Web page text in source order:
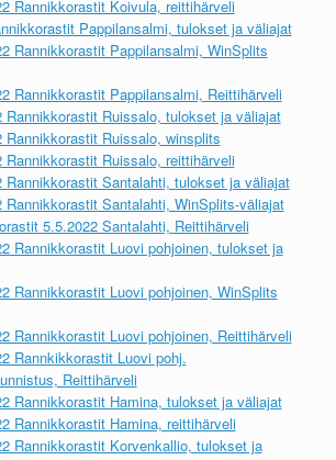
Rannikkorastit Koivula, reittihärveli
Pappilansalmi, tulokset ja väliajat
Rannikkorastit Pappilansalmi, WinSplits
Rannikkorastit Pappilansalmi, Reittihärveli
Rannikkorastit Ruissalo, tulokset ja väliajat
Rannikkorastit Ruissalo, winsplits
Rannikkorastit Ruissalo, reittihärveli
Rannikkorastit Santalahti, tulokset ja väliajat
Rannikkorastit Santalahti, WinSplits-väliajat
5.5.2022 Santalahti, Reittihärveli
Rannikkorastit Luovi pohjoinen, tulokset ja
Rannikkorastit Luovi pohjoinen, WinSplits
Rannikkorastit Luovi pohjoinen, Reittihärveli
Rannkikkorastit Luovi pohj.
Reittihärveli
Rannikkorastit Hamina, tulokset ja väliajat
Rannikkorastit Hamina, reittihärveli
Rannikkorastit Korvenkallio, tulokset ja